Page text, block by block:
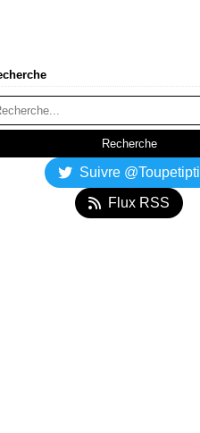
Suivre @Toupetipti
Flux RSS